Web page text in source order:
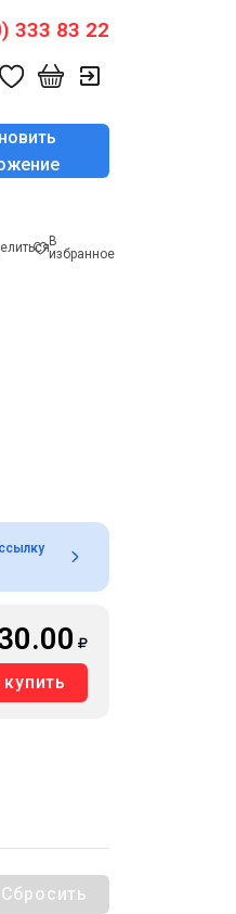
333 83 22
В
избранное
Сбросить